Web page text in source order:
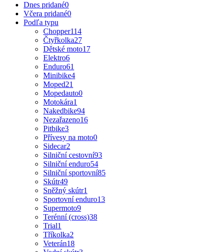
Dnes pridané0
Včera pridané0
Podľa typu
Chopper114
Čtyřkolka27
Dětské moto17
Elektro6
Enduro61
Minibike4
Moped21
Mopedauto0
Motokára1
Nakedbike94
Nezařazeno16
Pitbike3
Přívesy na moto0
Sidecar2
Silniční cestovní93
Silniční enduro54
Silniční sportovní85
Skútr49
Sněžný skútr1
Sportovní enduro13
Supermoto9
Terénní (cross)38
Trial1
Tříkolka2
Veterán18